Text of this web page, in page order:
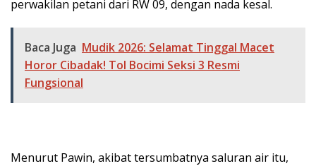
perwakilan petani dari RW 09, dengan nada kesal.
Baca Juga Mudik 2026: Selamat Tinggal Macet
Horor Cibadak! Tol Bocimi Seksi 3 Resmi
Fungsional
Menurut Pawin, akibat tersumbatnya saluran air itu,